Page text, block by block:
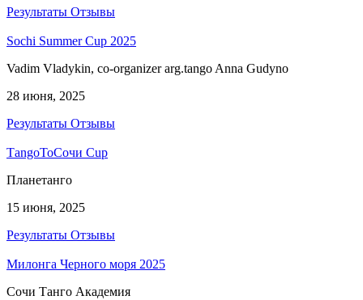
Результаты Отзывы
Sochi Summer Cup 2025
Vadim Vladykin, co-organizer arg.tango Anna Gudyno
28 июня, 2025
Результаты Отзывы
ТangoToСочи Cup
Планетанго
15 июня, 2025
Результаты Отзывы
Милонга Черного моря 2025
Сочи Танго Академия